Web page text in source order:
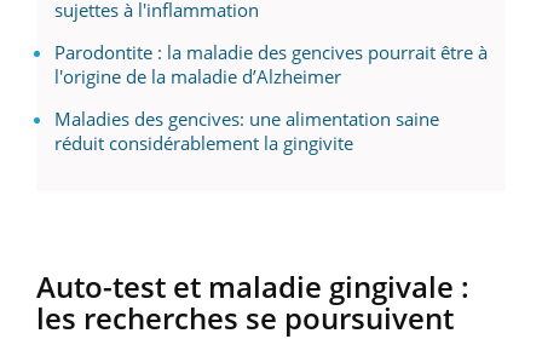
sujettes à l'inflammation
Parodontite : la maladie des gencives pourrait être à
l'origine de la maladie d’Alzheimer
Maladies des gencives: une alimentation saine
réduit considérablement la gingivite
Auto-test et maladie gingivale :
les recherches se poursuivent